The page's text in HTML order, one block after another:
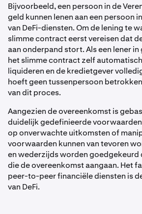
Bijvoorbeeld, een persoon in de
geld kunnen lenen aan een persoon
van DeFi-diensten. Om de lening te
slimme contract eerst vereisen dat
aan onderpand stort. Als een lener
het slimme contract zelf
liquideren en de kredietgever
hoeft geen tussenpersoon
van dit proces.
Aangezien de overeenkomst is
duidelijk gedefinieerde
op onverwachte uitkomsten of
voorwaarden kunnen van tevoren
en wederzijds worden goedgekeurd
die de overeenkomst aangaan. Het
peer-to-peer financiële diensten is
van DeFi.